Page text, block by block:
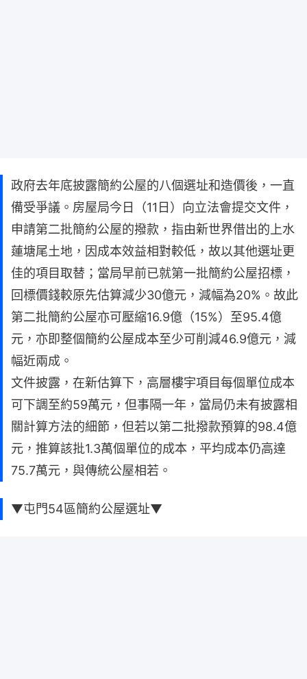
政府去年底披露簡約公屋的八個選址和造價後，一直
備受爭議。房屋局今日（11日）向立法會提交文件，
申請第二批簡約公屋的撥款，指由新世界借出的上水
蓮塘尾土地，因成本效益相對較低，故以其他選址更
佳的項目取替；當局早前已就第一批簡約公屋招標，
回標價錢較原先估算減少30億元，減幅為20%。故此
第二批簡約公屋亦可壓縮16.9億（15%）至95.4億
元，亦即整個簡約公屋成本至少可削減46.9億元，減
幅近兩成。
文件披露，在新估算下，高層樓宇項目每個單位成本
可下調至約59萬元，但事隔一年，當局仍未有披露相
關計算方法的細節，但若以第二批撥款預算的98.4億
元，推算該批1.3萬個單位的成本，平均成本仍高達
75.7萬元，與傳統公屋相若。
▼屯門54區簡約公屋選址▼